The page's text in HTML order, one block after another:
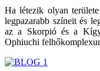
Ha létezik olyan
legpazarabb színeit és
az a Skorpió és a
Ophiuchi